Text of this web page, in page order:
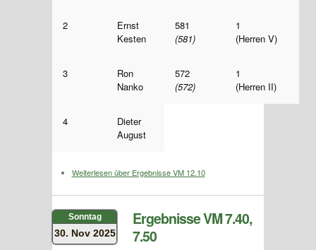
2
Ernst
Kesten
581
(581)
1
(Herren V)
3
Ron
Nanko
572
(572)
1
(Herren II)
4
Dieter
August
Weiterlesenüber Ergebnisse VM 12.10
Sonntag
30. Nov 2025
Ergebnisse VM 7.40,
7.50